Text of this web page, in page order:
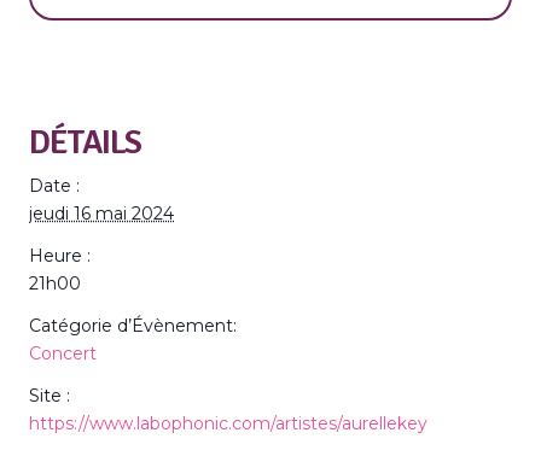
DÉTAILS
Date :
jeudi 16 mai 2024
Heure :
21h00
Catégorie d’Évènement:
Concert
Site :
https://www.labophonic.com/artistes/aurellekey